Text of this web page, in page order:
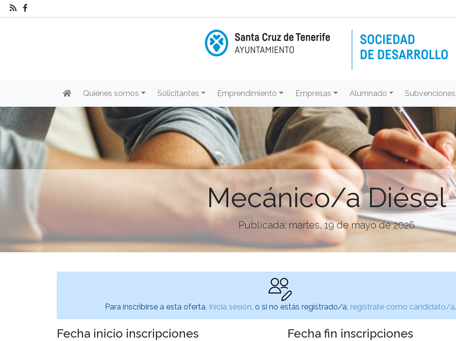
Quiénes somos Solicitantes Emprendimiento Empresas Alumnado Subvenciones
Mecánico/a Diésel
Publicada: martes, 19 de mayo de 2026
Para inscribirse a esta oferta, Inicia sesión , o si no estás registrado/a, regístrate como candidato/a.
Fecha inicio inscripciones Fecha fin inscripciones